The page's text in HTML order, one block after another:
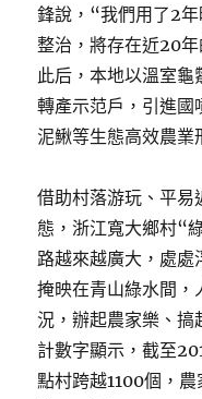
鋒說，“我們用了2
整治，將存在近20
此后，本地以溫室
轉產示范戶，引進國
泥鰍等生態高效農業
借助村落游玩、平易
態，浙江寬大鄉村“
路越來越廣大，處
掩映在青山綠水間，
況，辦起農家樂、
計數字顯示，截至
點村跨越1100個，